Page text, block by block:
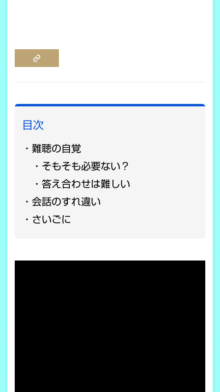
目次
難聴の自覚
そもそも必要ない？
答え合わせは難しい
会話のすれ違い
さいごに